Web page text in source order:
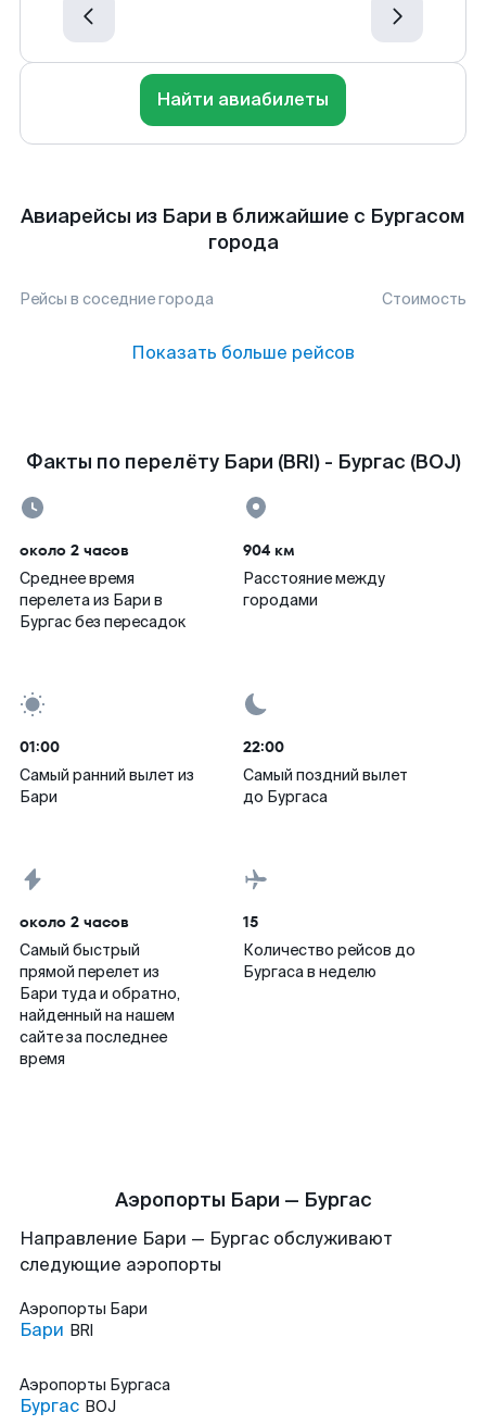
Найти авиабилеты
Авиарейсы из Бари в ближайшие с Бургасом
города
Рейсы в соседние города Стоимость
Показать больше рейсов
Факты по перелёту Бари (BRI) - Бургас (BOJ)
около 2 часов
Среднее время
перелета из Бари в
Бургас без пересадок
904 км
Расстояние между
городами
01:00
Самый ранний вылет из
Бари
22:00
Самый поздний вылет
до Бургаса
около 2 часов
Самый быстрый
прямой перелет из
Бари туда и обратно,
найденный на нашем
сайте за последнее
время
15
Количество рейсов до
Бургаса в неделю
Аэропорты Бари — Бургас
Направление Бари — Бургас обслуживают
следующие аэропорты
Аэропорты Бари
Бари BRI
Аэропорты Бургаса
Бургас BOJ